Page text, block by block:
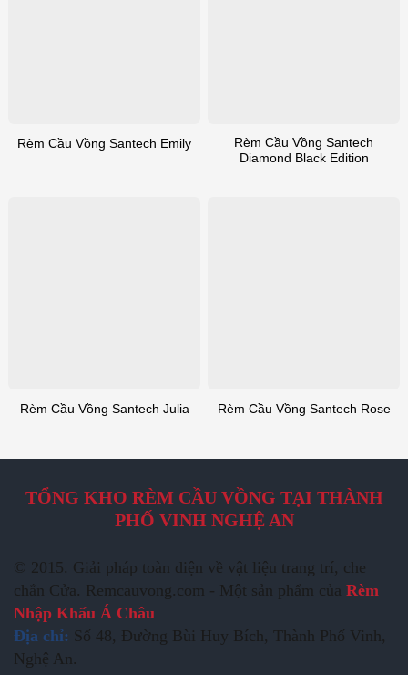
Rèm Cầu Vồng Santech Emily
Rèm Cầu Vồng Santech
Diamond Black Edition
Rèm Cầu Vồng Santech Julia Rèm Cầu Vồng Santech Rose
TỔNG KHO RÈM CẦU VỒNG TẠI THÀNH
PHỐ VINH NGHỆ AN
© 2015. Giải pháp toàn diện về vật liệu trang trí, che
chắn Cửa. Remcauvong.com - Một sản phẩm của Rèm
Nhập Khẩu Á Châu
Địa chỉ: Số 48, Đường Bùi Huy Bích, Thành Phố Vinh,
Nghệ An.